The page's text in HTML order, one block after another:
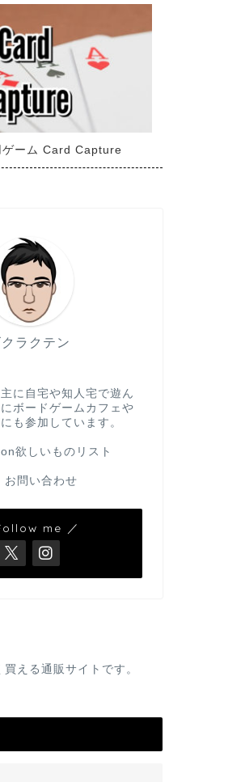
ゲーム Card Capture
クラクテン
に自宅や知人宅で遊ん
ボードゲームカフェや
も参加しています。
欲しいものリスト
お問い合わせ
me ／
える通販サイトです。